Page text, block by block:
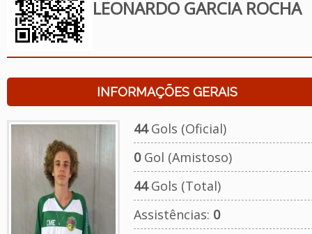
LEONARDO GARCIA ROCHA
INFORMAÇÕES GERAIS
44Gols (Oficial)
0Gol (Amistoso)
44Gols (Total)
Assistências: 0